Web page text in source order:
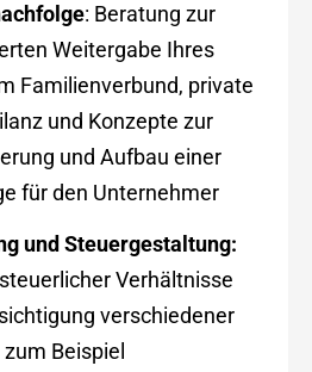
: Beratung zur
Weitergabe Ihres
Familienverbund, private
und Konzepte zur
und Aufbau einer
für den Unternehmer
und Steuergestaltung:
Verhältnisse
verschiedener
Beispiel